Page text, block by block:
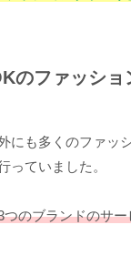
のファッショ
にも多くのファッ
っていました。
つのブランドのサ